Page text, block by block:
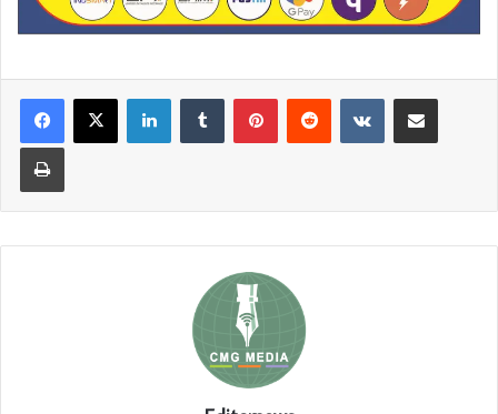
LinkedInTumblr PinterestReddit VKontakteShare via Email
Print